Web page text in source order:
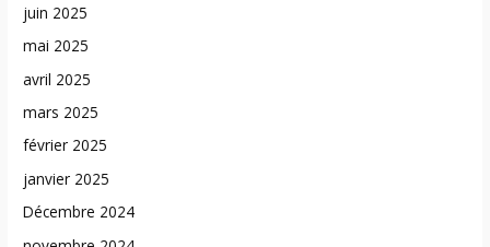
juin 2025
mai 2025
avril 2025
mars 2025
février 2025
janvier 2025
Décembre 2024